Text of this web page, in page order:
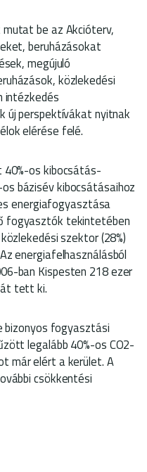
be az Akcióterv,
beruházásokat
megújuló
közlekedési
intézkedés
új perspektívákat nyitnak
elérése felé.
os kibocsátás-
bázisév kibocsátásaihoz
energiafogyasztása
fogyasztók tekintetében
szektor (28%)
energiafelhasználásból
ban Kispesten 218 ezer
tett ki.
bizonyos fogyasztási
legalább 40%-os CO2-
már elért a kerület. A
csökkentési